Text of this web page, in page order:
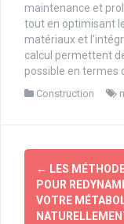
maintenance et
tout en optimisant
matériaux et
calcul permettent
possible en termes
Construction
Navigation
d'article
← LES
POUR
VOTRE